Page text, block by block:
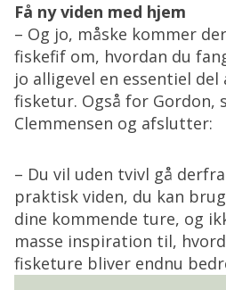
Få ny viden med hjem
– Og jo, måske kommer
fiskefif om, hvordan du
jo alligevel en essentiel
fisketur. Også for Gordon,
Clemmensen og afslutter:
– Du vil uden tvivl gå
praktisk viden, du kan
dine kommende ture, og
masse inspiration til,
fisketure bliver endnu